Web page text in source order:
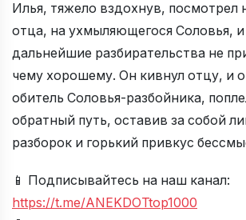
Илья, тяжело вздохнув, посмотрел
отца, на ухмыляющегося Соловья, и
дальнейшие разбирательства не
чему хорошему. Он кивнул отцу, и
обитель Соловья-разбойника,
обратный путь, оставив за собой
разборок и горький привкус
📱 Подписывайтесь на наш канал:
https://t.me/ANEKDOTtop1000